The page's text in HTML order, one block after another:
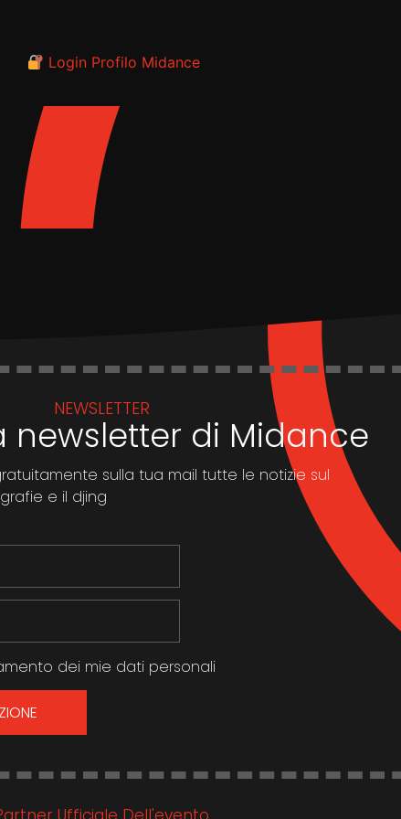
Login Profilo Midance
NEWSLETTER
newsletter di Midance
sulla tua mail tutte le notizie sul
e il djing
dei mie dati personali